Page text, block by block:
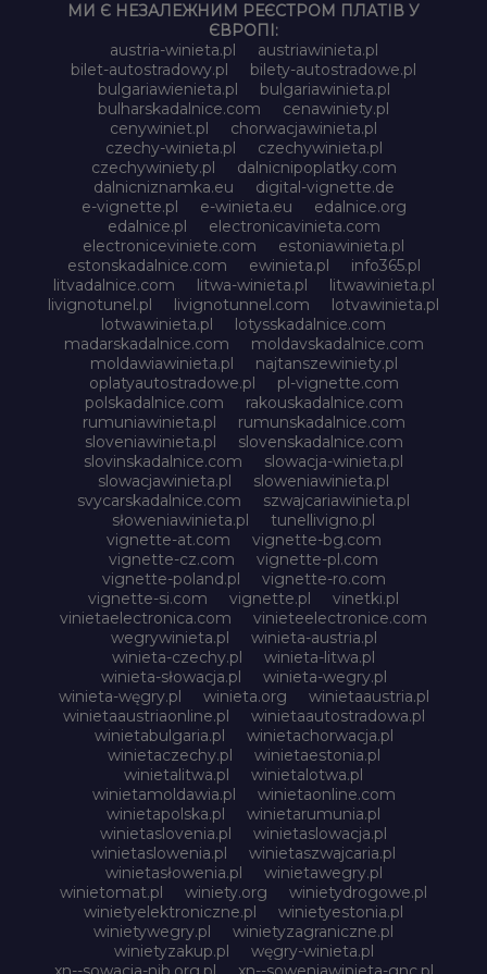
МИ Є НЕЗАЛЕЖНИМ РЕЄСТРОМ ПЛАТІВ У
ЄВРОПІ:
austria-winieta.pl
austriawinieta.pl
bilet-autostradowy.pl
bilety-autostradowe.pl
bulgariawienieta.pl
bulgariawinieta.pl
bulharskadalnice.com
cenawiniety.pl
cenywiniet.pl
chorwacjawinieta.pl
czechy-winieta.pl
czechywinieta.pl
czechywiniety.pl
dalnicnipoplatky.com
dalnicniznamka.eu
digital-vignette.de
e-vignette.pl
e-winieta.eu
edalnice.org
edalnice.pl
electronicavinieta.com
electroniceviniete.com
estoniawinieta.pl
estonskadalnice.com
ewinieta.pl
info365.pl
litvadalnice.com
litwa-winieta.pl
litwawinieta.pl
livignotunel.pl
livignotunnel.com
lotvawinieta.pl
lotwawinieta.pl
lotysskadalnice.com
madarskadalnice.com
moldavskadalnice.com
moldawiawinieta.pl
najtanszewiniety.pl
oplatyautostradowe.pl
pl-vignette.com
polskadalnice.com
rakouskadalnice.com
rumuniawinieta.pl
rumunskadalnice.com
sloveniawinieta.pl
slovenskadalnice.com
slovinskadalnice.com
slowacja-winieta.pl
slowacjawinieta.pl
sloweniawinieta.pl
svycarskadalnice.com
szwajcariawinieta.pl
słoweniawinieta.pl
tunellivigno.pl
vignette-at.com
vignette-bg.com
vignette-cz.com
vignette-pl.com
vignette-poland.pl
vignette-ro.com
vignette-si.com
vignette.pl
vinetki.pl
vinietaelectronica.com
vinieteelectronice.com
wegrywinieta.pl
winieta-austria.pl
winieta-czechy.pl
winieta-litwa.pl
winieta-słowacja.pl
winieta-wegry.pl
winieta-węgry.pl
winieta.org
winietaaustria.pl
winietaaustriaonline.pl
winietaautostradowa.pl
winietabulgaria.pl
winietachorwacja.pl
winietaczechy.pl
winietaestonia.pl
winietalitwa.pl
winietalotwa.pl
winietamoldawia.pl
winietaonline.com
winietapolska.pl
winietarumunia.pl
winietaslovenia.pl
winietaslowacja.pl
winietaslowenia.pl
winietaszwajcaria.pl
winietasłowenia.pl
winietawegry.pl
winietomat.pl
winiety.org
winietydrogowe.pl
winietyelektroniczne.pl
winietyestonia.pl
winietywegry.pl
winietyzagraniczne.pl
winietyzakup.pl
węgry-winieta.pl